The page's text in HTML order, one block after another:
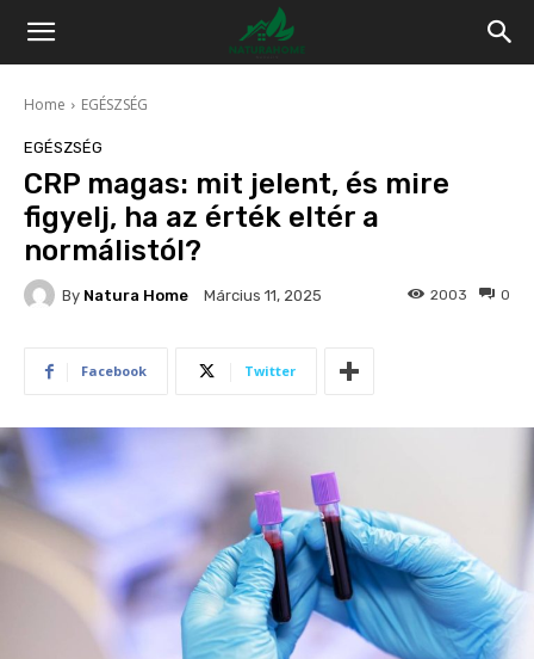
Home EGÉSZSÉG
EGÉSZSÉG
CRP magas: mit jelent, és mire
figyelj, ha az érték eltér a
normálistól?
By Natura Home Március 11, 2025 0
2003
Facebook Twitter